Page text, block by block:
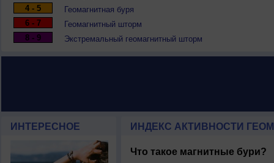
4 - 5
Геомагнитная буря
6 - 7
Геомагнитный шторм
8 - 9
Экстремальный геомагнитный шторм
ИНТЕРЕСНОЕ ИНДЕКС АКТИВНОСТИ
Что такое магнитные бури?